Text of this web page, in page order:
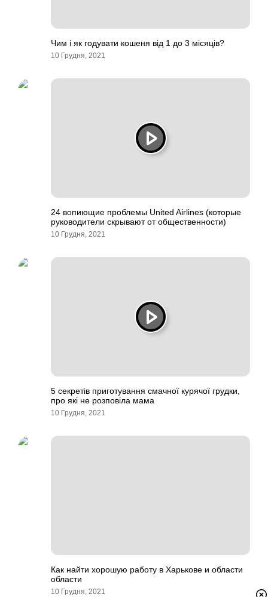
Чим і як годувати кошеня від 1 до 3 місяців?
10 Грудня, 2021
24 вопиющие проблемы United Airlines (которые
руководители скрывают от общественности)
10 Грудня, 2021
5 секретів приготування смачної курячої грудки,
про які не розповіла мама
10 Грудня, 2021
Как найти хорошую работу в Харькове и области
области
10 Грудня, 2021